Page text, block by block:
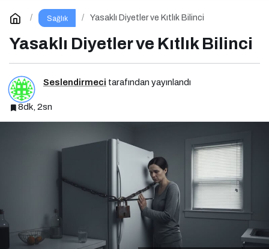
Sağlık Yasaklı Diyetler ve Kıtlık Bilinci
Yasaklı Diyetler ve Kıtlık Bilinci
Seslendirmeci tarafından yayınlandı
8dk, 2sn